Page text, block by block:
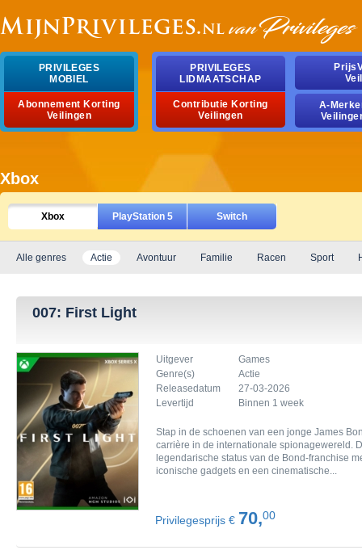
PRIVILEGES
MOBIEL
Abonnement Korting
Veilingen
PRIVILEGES
LIDMAATSCHAP
Contributie Korting
Veilingen
A-
Xbox
Xbox PlayStation 5 Switch
Alle genres Actie Avontuur Familie Racen Sport
007: First Light
Uitgever
Games
Genre(s)
Actie
Releasedatum
27-03-2026
Levertijd
Binnen 1 week
Stap in de schoenen van een jonge James
carrière in de internationale spionagewereld.
legendarische status van de Bond-franchise
iconische gadgets en een cinematische...
Privilegesprijs € 70,00